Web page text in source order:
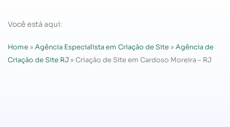
Você está aqui:
Home » Agência Especialista em Criação de Site » Agência de
Criação de Site RJ » Criação de Site em Cardoso Moreira – RJ